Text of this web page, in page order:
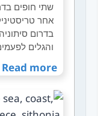
שתי חופים
אחר
בדרום
והגלים
Read more →